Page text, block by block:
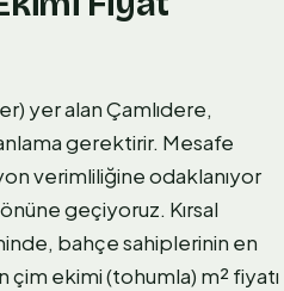
yer alan Çamlıdere,
gerektirir. Mesafe
verimliliğine odaklanıyor
geçiyoruz. Kırsal
bahçe sahiplerinin en
ekimi (tohumla) m² fiyatı